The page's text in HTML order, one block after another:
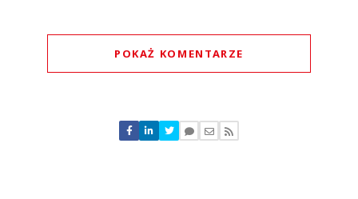
POKAŻ KOMENTARZE
Nie znaleziono komentarzy
Zostaw swoje komentarze